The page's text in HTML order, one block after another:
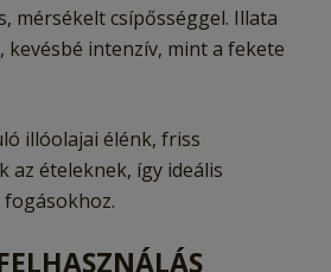
mérsékelt csípősséggel. Illata
kevésbé intenzív, mint a fekete
illóolajai élénk, friss
az ételeknek, így ideális